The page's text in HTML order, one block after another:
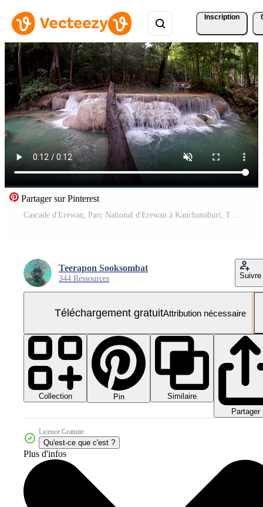
Inscription
Partager sur Pinterest
Cascade d'Erewan, Parc National d'Erewan à Kanchanaburi, Thaïlande Vidéo Gratuite
Teerapon Sooksombat
344 Ressources Suivre
Téléchargement gratuitAttribution nécessaire
Collection Pin
Similaire
Partager
Licence Gratuite
Qu'est-ce que c'est ?
Plus d'infos